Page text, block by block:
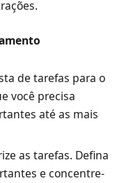
de tarefas para o
você precisa
até as mais
as tarefas. Defina
e concentre-